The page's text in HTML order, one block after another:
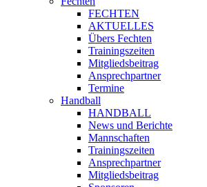
FECHTEN
AKTUELLES
Übers Fechten
Trainingszeiten
Mitgliedsbeitrag
Ansprechpartner
Termine
Handball
HANDBALL
News und Berichte
Mannschaften
Trainingszeiten
Ansprechpartner
Mitgliedsbeitrag